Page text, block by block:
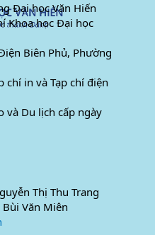
Đại học Văn Hiến
Khoa học Đại học
Biên Phủ, Phường
chí in và Tạp chí điện
và Du lịch cấp ngày
Thị Thu Trang
Bùi Văn Miên